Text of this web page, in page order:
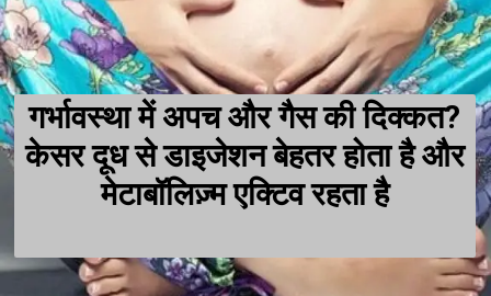
गर्भावस्था में अपच और गैस की दिक्कत?
केसर दूध से डाइजेशन बेहतर होता है और
मेटाबॉलिज़्म एक्टिव रहता है